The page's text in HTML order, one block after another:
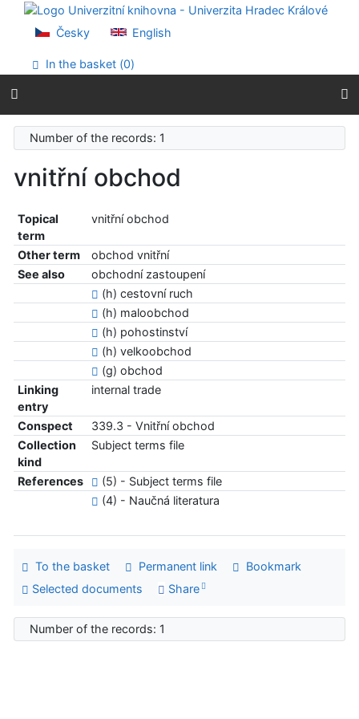
Go to content
Go to menu
Accessibility declaration
Česky English
In the basket (0)
Number of the records: 1
vnitřní obchod
Topical
term
vnitřní obchod
Other term
obchod vnitřní
See also
obchodní zastoupení
(h) cestovní ruch
(h) maloobchod
(h) pohostinství
(h) velkoobchod
(g) obchod
Linking
entry
internal trade
Conspect
339.3 - Vnitřní obchod
Collection
kind
Subject terms file
References
(5) - Subject terms file
(4) - Naučná literatura
To the basket Permanent link
Bookmark
Selected documents
Share
Number of the records: 1